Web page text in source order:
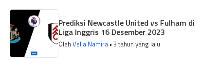
Prediksi Newcastle United vs Fulham di
Liga Inggris 16 Desember 2023
Oleh Velia Namira • 3 tahun yang lalu